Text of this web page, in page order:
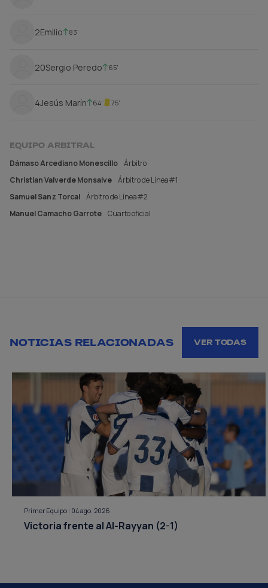
2Emilio 83'
20Sergio Peredo 65'
4Jesús Marín 64' 75'
EQUIPO ARBITRAL
Dámaso Arcediano Monescillo Árbitro
Christian Valverde Monsalve Árbitro de Línea#1
Samuel Sanz Torcal Árbitro de Línea#2
Manuel Camacho Garrote Cuarto oficial
NOTICIAS RELACIONADAS VER TODAS
Primer Equipo | 04 ago. 2026
Victoria frente al Al-Rayyan (2-1)